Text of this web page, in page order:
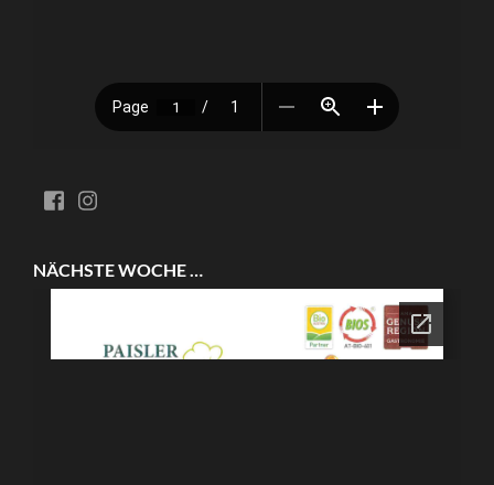
NÄCHSTE WOCHE …